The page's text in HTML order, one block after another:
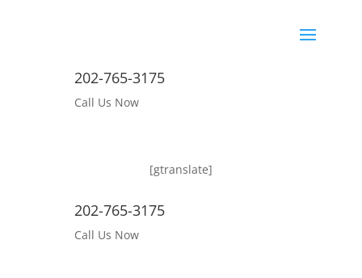
202-765-3175
Call Us Now
[gtranslate]
202-765-3175
Call Us Now